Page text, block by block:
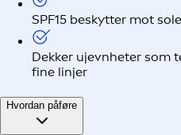
SPF15 beskytter mot
Dekker ujevnheter som
fine linjer
Hvordan påføre